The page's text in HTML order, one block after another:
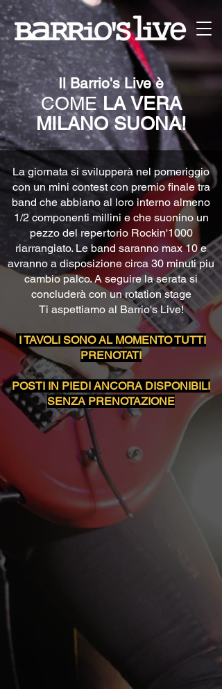
Il Barrio's Live è
COMELA VERA
MILANO SUONA!
La giornata si svilupperà nel pomeriggio
con un mini contest con premio finale tra
band che abbiano al loro interno almeno
1/2 componenti millini e che suonino un
pezzo del repertorio Rockin'1000
riarrangiato. Le band saranno max 10 e
avranno a disposizione circa 30 minuti piu
cambio palco. A seguire la serata si
concluderà con un rotation stage
Ti aspettiamo al Barrio's Live!
I TAVOLI SONO AL MOMENTO TUTTI
PRENOTATI
POSTI IN PIEDI ANCORA DISPONIBILI
SENZA PRENOTAZIONE